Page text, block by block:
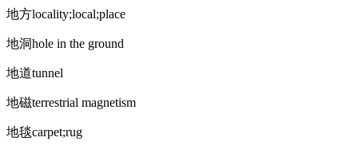
地方locality;local;place
地洞hole in the ground
地道tunnel
地磁terrestrial magnetism
地毯carpet;rug